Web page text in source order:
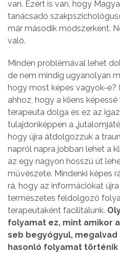
van. Ezért is van, hogy
tanácsadó
már második módszerként.
való.
Minden problémával lehet
de nem mindig ugyanolyan
hogy most képes vagyok-e?
ahhoz, hogy a kliens
terapeuta dolga és ez az
tulajdonképpen a
hogy újra átdolgozzuk a
napról napra jobban lehet a
az egy nagyon hosszú út
művészete. Mindenki képes
rá, hogy az információkat
természetes feldolgozó
terapeutaként facilitálunk.
folyamat ez, mint amikor
seb begyógyul, megalvad
hasonló folyamat történik